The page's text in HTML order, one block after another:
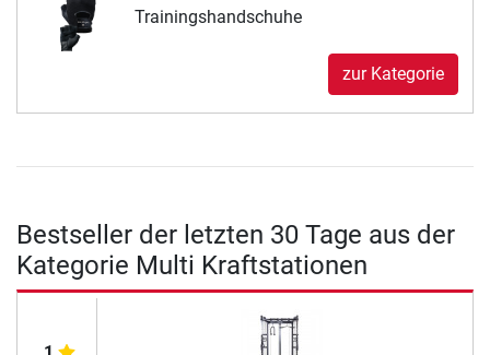
Trainingshandschuhe
zur Kategorie
Bestseller der letzten 30 Tage aus der
Kategorie Multi Kraftstationen